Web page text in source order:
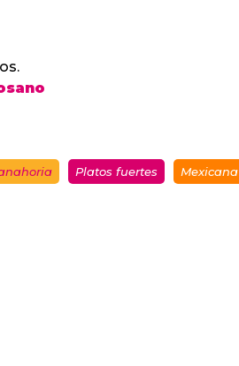
Platos fuertes Mexicana